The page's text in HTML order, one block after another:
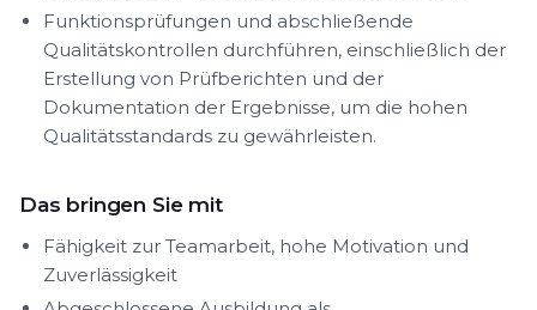
Funktionsprüfungen und abschließende
Qualitätskontrollen durchführen, einschließlich der
Erstellung von Prüfberichten und der
Dokumentation der Ergebnisse, um die hohen
Qualitätsstandards zu gewährleisten.
Das bringen Sie mit
Fähigkeit zur Teamarbeit, hohe Motivation und
Zuverlässigkeit